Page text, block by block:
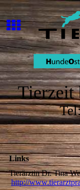
Tierzeit
Links
Tierärztin
http://